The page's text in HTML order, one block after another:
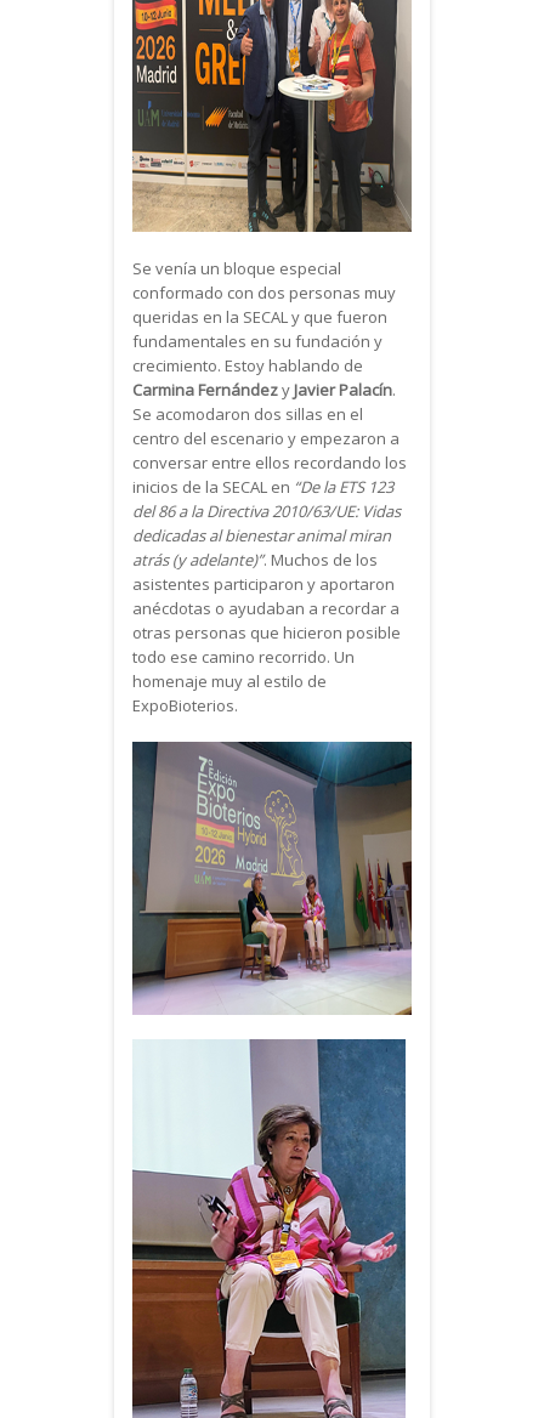
Se venía un bloque especial
conformado con dos personas muy
queridas en la SECAL y que fueron
fundamentales en su fundación y
crecimiento. Estoy hablando de
Carmina Fernándezy Javier Palacín.
Se acomodaron dos sillas en el
centro del escenario y empezaron a
conversar entre ellos recordando los
inicios de la SECAL en “De la ETS 123
del 86 a la Directiva 2010/63/UE: Vidas
dedicadas al bienestar animal miran
atrás (y adelante)”. Muchos de los
asistentes participaron y aportaron
anécdotas o ayudaban a recordar a
otras personas que hicieron posible
todo ese camino recorrido. Un
homenaje muy al estilo de
ExpoBioterios.